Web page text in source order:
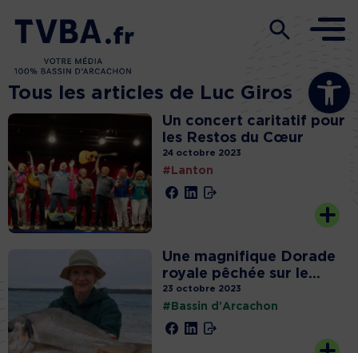
Ouvrir la
Tous les articles de Luc Giros
Un concert caritatif pour
les Restos du Cœur
24 octobre 2023
#Lanton
Une magnifique Dorade
royale pêchée sur le...
23 octobre 2023
#Bassin d'Arcachon